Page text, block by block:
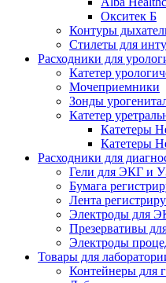
Окситек Б
Контуры
Стилеты для
Расходники для
Катетер
Мочеприемники
Зонды
Катетер
Катетеры
Катетеры
Расходники для
Гели для ЭКГ и
Бумага
Лента
Электроды для
Презервативы
Электроды
Товары для
Контейнеры для